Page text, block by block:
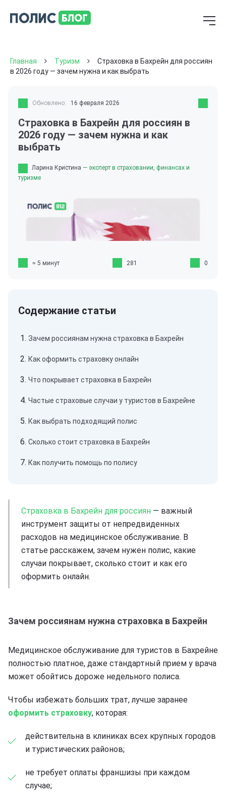
Главная Туризм
Страховка в Бахрейн для россиян
в 2026 году — зачем нужна и как выбрать
Обновлено: 16 февраля 2026
Страховка в Бахрейн для россиян в
2026 году — зачем нужна и как
выбрать
Ларина Кристина — эксперт в страховании, финансах и
туризме
≈ 5 минут 281 0
Зачем россиянам нужна страховка в Бахрейн
Как оформить страховку онлайн
Что покрывает страховка в Бахрейн
Частые страховые случаи у туристов в Бахрейне
Как выбрать подходящий полис
Сколько стоит страховка в Бахрейн
Как получить помощь по полису
Страховка в Бахрейн для россиян — важный
инструмент защиты от непредвиденных
расходов на медицинское обслуживание. В
статье расскажем, зачем нужен полис, какие
случаи покрывает, сколько стоит и как его
оформить онлайн.
Зачем россиянам нужна страховка в Бахрейн
Медицинское обслуживание для туристов в Бахрейне
полностью платное, даже стандартный прием у врача
может обойтись дороже недельного полиса.
Чтобы избежать больших трат, лучше заранее
оформить страховку, которая:
действительна в клиниках всех крупных городов
и туристических районов;
не требует оплаты франшизы при каждом
случае;